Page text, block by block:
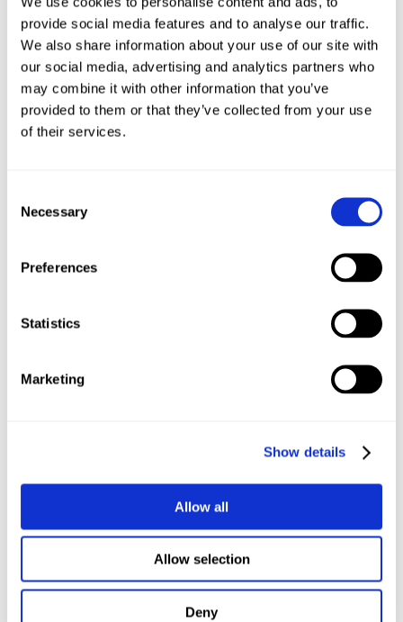
provide social media features and to analyse our traffic.
We also share information about your use of our site with
our social media, advertising and analytics partners who
may combine it with other information that you’ve
provided to them or that they’ve collected from your use
of their services.
Selection
Necessary
Preferences
Statistics
Marketing
Show details
Allow all
Allow selection
Deny
Antworten
Melia Beli am 23/09/2016 um 11:18
Bei mir muss unbedingt noch eins mit rein:
Kürbispüree! Es ist nicht jedermanns Sache,
aber ich liebe den dezenten Geschmack von
Summers in Kanada und alleine deswegen
Zeit zurückerinnert!Allerliebst Melia
Antworten
Rohrzucker könnte man doch direkt in die
dann noch schneller zum Genießen ?. Lg
Antworten
Maria am 10/09/2019 um 14:18